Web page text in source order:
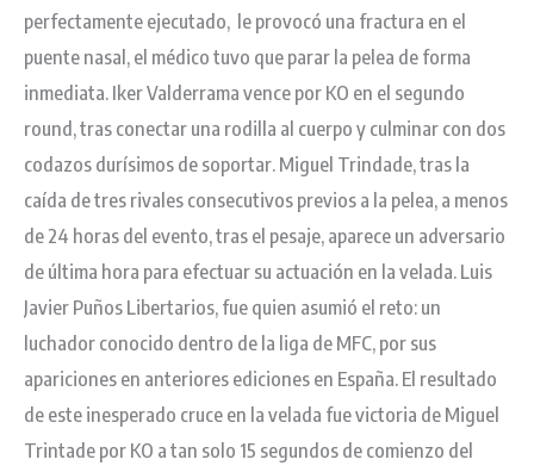
perfectamente ejecutado, le provocó una fractura en el
puente nasal, el médico tuvo que parar la pelea de forma
inmediata. Iker Valderrama vence por KO en el segundo
round, tras conectar una rodilla al cuerpo y culminar con dos
codazos durísimos de soportar. Miguel Trindade, tras la
caída de tres rivales consecutivos previos a la pelea, a menos
de 24 horas del evento, tras el pesaje, aparece un adversario
de última hora para efectuar su actuación en la velada. Luis
Javier Puños Libertarios, fue quien asumió el reto: un
luchador conocido dentro de la liga de MFC, por sus
apariciones en anteriores ediciones en España. El resultado
de este inesperado cruce en la velada fue victoria de Miguel
Trintade por KO a tan solo 15 segundos de comienzo del